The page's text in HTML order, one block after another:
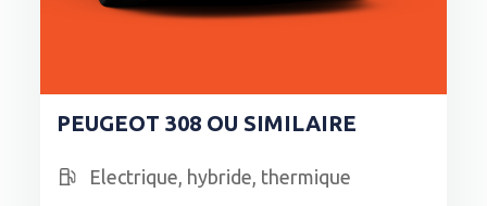
PEUGEOT 308 OU SIMILAIRE
Electrique, hybride, thermique